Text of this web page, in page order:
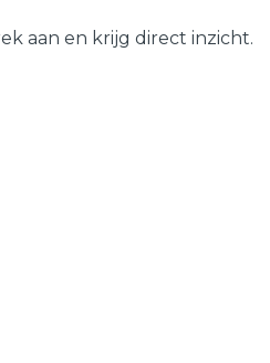
aan en krijg direct inzicht.